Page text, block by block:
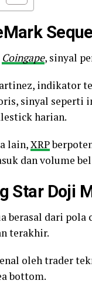
Coingape, sinyal
indikator
sinyal seperti
harian.
lain,XRP
dan volume
Star Doji
berasal dari
terakhir.
oleh trader
bottom.